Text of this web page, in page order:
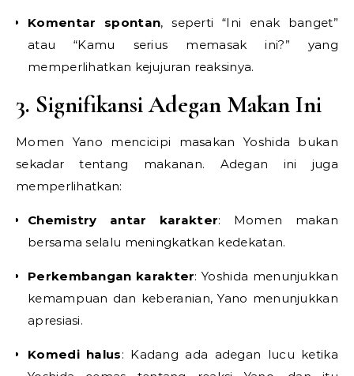
Komentar spontan, seperti “Ini enak banget”
atau “Kamu serius memasak ini?” yang
memperlihatkan kejujuran reaksinya.
3. Signifikansi Adegan Makan Ini
Momen Yano mencicipi masakan Yoshida bukan
sekadar tentang makanan. Adegan ini juga
memperlihatkan:
Chemistry antar karakter: Momen makan
bersama selalu meningkatkan kedekatan.
Perkembangan karakter: Yoshida menunjukkan
kemampuan dan keberanian, Yano menunjukkan
apresiasi.
Komedi halus: Kadang ada adegan lucu ketika